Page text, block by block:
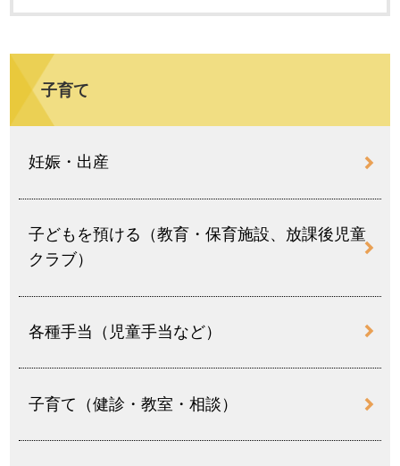
子育て
妊娠・出産
子どもを預ける（教育・保育施設、放課後児童
クラブ）
各種手当（児童手当など）
子育て（健診・教室・相談）